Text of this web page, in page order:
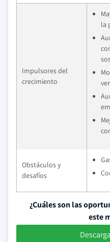
Impulsores del
crecimiento
la
Obstáculos y
desafíos
¿Cuáles son las
este